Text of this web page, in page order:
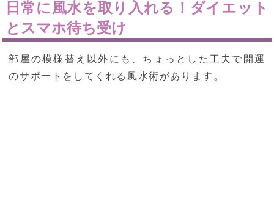
日常に風水を取り入れる！ダイエット
とスマホ待ち受け
部屋の模様替え以外にも、ちょっとした工夫で開運
のサポートをしてくれる風水術があります。